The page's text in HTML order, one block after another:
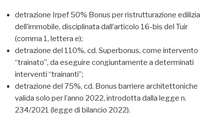
detrazione Irpef 50% Bonus per ristrutturazione edilizia
dell’immobile, disciplinata dall’articolo 16-bis del Tuir
(comma 1, lettera e);
detrazione del 110%, cd. Superbonus, come intervento
“trainato”, da eseguire congiuntamente a determinati
interventi “trainanti”;
detrazione del 75%, cd. Bonus barriere architettoniche
valida solo per l’anno 2022, introdotta dalla legge n.
234/2021 (legge di bilancio 2022).